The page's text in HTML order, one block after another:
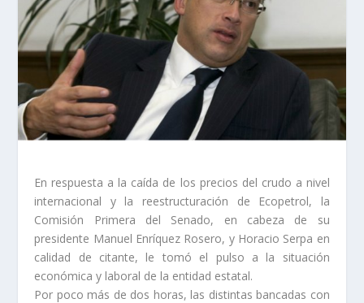
En respuesta a la caída de los precios del crudo a nivel
internacional y la reestructuración de Ecopetrol, la
Comisión Primera del Senado, en cabeza de su
presidente Manuel Enríquez Rosero, y Horacio Serpa en
calidad de citante, le tomó el pulso a la situación
económica y laboral de la entidad estatal.
Por poco más de dos horas, las distintas bancadas con